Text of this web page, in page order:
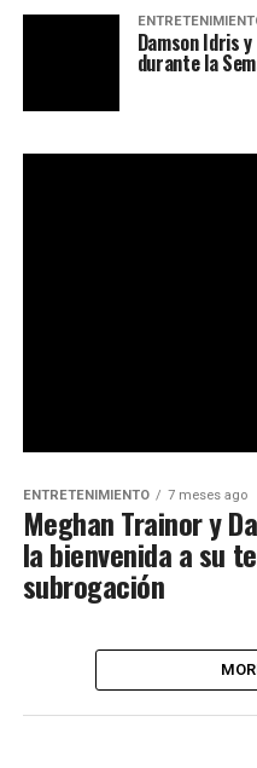
Damson Idris
durante la
ENTRETENIMIENTO 7 meses ago
Meghan Trainor y
la bienvenida a su
subrogación